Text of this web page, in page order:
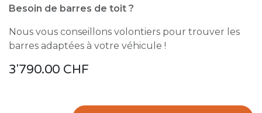
Besoin de barres de toit ?
Nous vous conseillons volontiers pour trouver les
barres adaptées à votre véhicule !
3'790.00 CHF